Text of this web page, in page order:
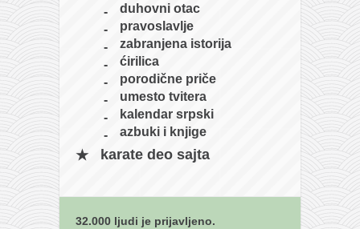
duhovni otac
pravoslavlje
zabranjena istorija
ćirilica
porodične priče
umesto tvitera
kalendar srpski
azbuki i knjige
karate deo sajta
32.000 ljudi je prijavljeno.